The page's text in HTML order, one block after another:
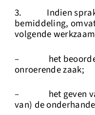
3. Indien sprake
bemiddeling,
volgende
– het
onroerende zaak;
– het geven van
van) de